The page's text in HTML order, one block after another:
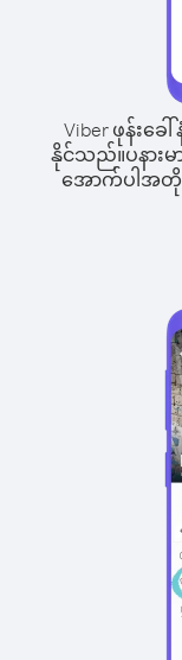
Viber ဖုန်းခ
နိုင်သည်။ပနား
အောက်ပါအတိုင်